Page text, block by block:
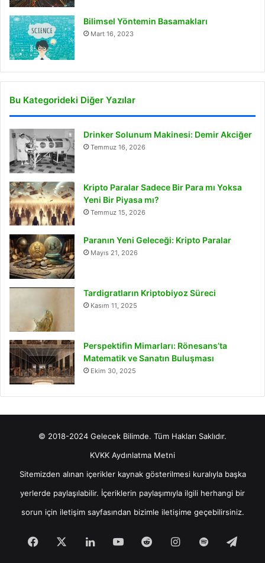
Bilimsel Yöntemin Basamakları
Mart 16, 2023
Bu Kategorideki Diğer Yazılar
Drinker Solunum Makinesi: Demir Akciğer
Temmuz 16, 2026
Kripto Paralar Sadece Bir Para mı Yoksa
Yeni Bir Piyasa mı?
Temmuz 15, 2026
Paranın Yeni Geleceği: Kripto Paralar
Mayıs 21, 2026
Tardigratların Kriptobiyoz Süreci
Kasım 11, 2025
Perspektifin Mimarları: Rönesans’ta
Matematik ve Sanatın Buluşması
Ekim 30, 2025
© 2018-2024 Gelecek Bilimde. Tüm Hakları Saklıdır.
KVKK Aydınlatma Metni
Sitemizden alınan içerikler kaynak gösterilmesi kuralıyla başka
yerlerde paylaşılabilir. İçeriklerin paylaşımıyla ilgili herhangi bir
sorun için iletişimsayfasından bizimle iletişime geçebilirsiniz.
Facebook LinkedInYouTubeRedditInstagram
Spotify